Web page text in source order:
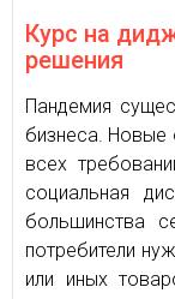
Курс на
решения
Пандемия
бизнеса. Новые
всех
социальная
большинства
потребители
или иных